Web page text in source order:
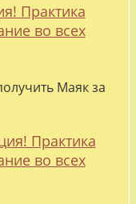
Практика
во всех
Маяк за
Практика
во всех